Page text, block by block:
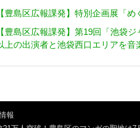
【豊島区広報課発】特別企画展「
【豊島区広報課発】第19回「池袋
上の出演者と池袋西口エリアを音
報